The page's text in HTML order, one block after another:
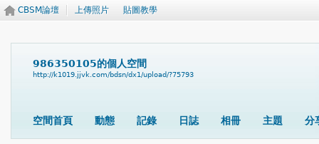
CBSM論壇 上傳照片 貼圖教學
986350105的個人空間
http://k1019.jjvk.com/bdsn/dx1/upload/?75793
空間首頁 動態 記錄 日誌 相冊 主題 分